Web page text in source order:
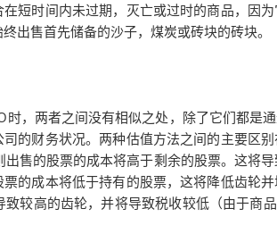
短时间内未过期，灭亡或过时的商品，因
出售首先储备的沙子，煤炭或砖块的砖块。
时，两者之间没有相似之处，除了它们都是
的财务状况。两种估值方法之间的主要区
出售的股票的成本将高于剩余的股票。这将
票的成本将低于持有的股票，这将降低齿轮
致较高的齿轮，并将导致税收较低（由于商